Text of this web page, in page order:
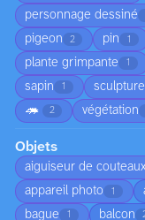
personnage dessiné
pigeon 2 pin 1
plante grimpante 1
sapin 1
🦔 2 végétation
Objets
aiguiseur de
appareil photo 1
bague 1 balcon